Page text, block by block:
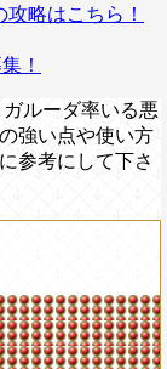
略はこちら！
！
ルーダ率いる悪
強い点や使い方
参考にして下さ